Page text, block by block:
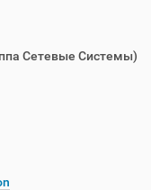
Сетевые Системы)